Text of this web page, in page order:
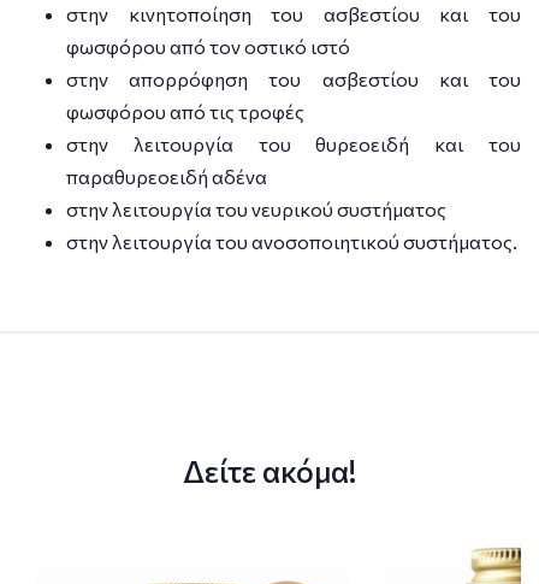
στην κινητοποίηση του ασβεστίου και του
φωσφόρου από τον οστικό ιστό
στην απορρόφηση του ασβεστίου και του
φωσφόρου από τις τροφές
στην λειτουργία του θυρεοειδή και του
παραθυρεοειδή αδένα
στην λειτουργία του νευρικού συστήματος
στην λειτουργία του ανοσοποιητικού συστήματος.
Δείτε ακόμα!